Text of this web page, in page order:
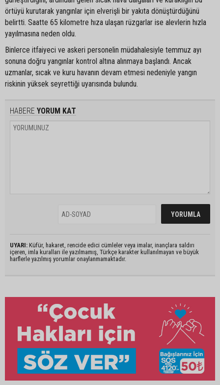
örtüyü kurutarak yangınlar için elverişli bir yakıta dönüştürdüğünü
belirtti. Saatte 65 kilometre hıza ulaşan rüzgarlar ise alevlerin hızla
yayılmasına neden oldu.
Binlerce itfaiyeci ve askeri personelin müdahalesiyle temmuz ayı
sonuna doğru yangınlar kontrol altına alınmaya başlandı. Ancak
uzmanlar, sıcak ve kuru havanın devam etmesi nedeniyle yangın
riskinin yüksek seyrettiği uyarısında bulundu.
HABERE YORUM KAT
UYARI: Küfür, hakaret, rencide edici cümleler veya imalar, inançlara saldırı
içeren, imla kuralları ile yazılmamış, Türkçe karakter kullanılmayan ve büyük
harflerle yazılmış yorumlar onaylanmamaktadır.